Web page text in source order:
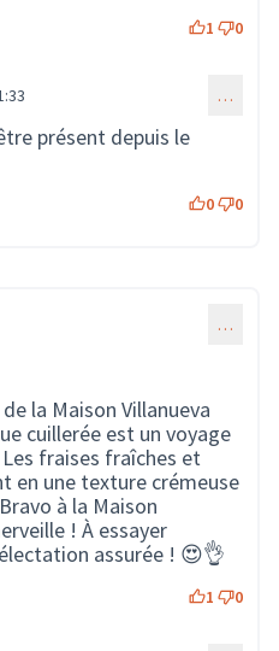
1 0
au commentaire 1735) …
présent depuis le
0 0
…
la Maison Villanueva
cuillerée est un voyage
fraises fraîches et
en une texture crémeuse
à la Maison
! À essayer
assurée ! 😍👌
1 0